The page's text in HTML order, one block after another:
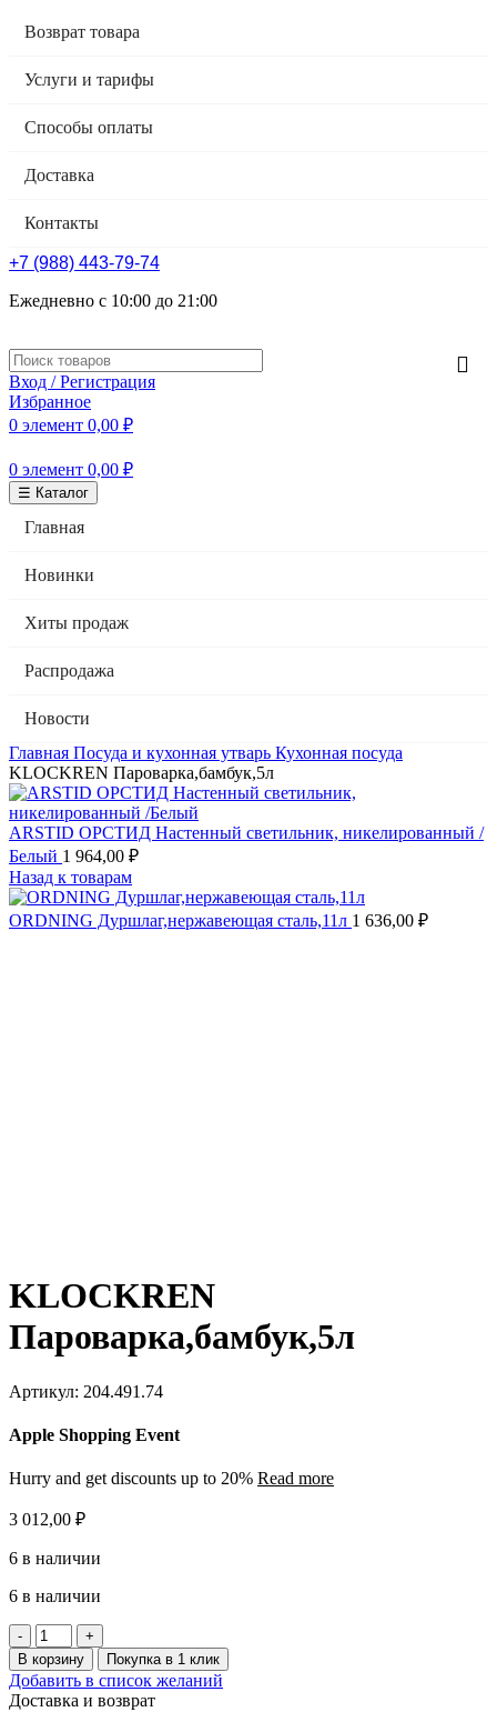
Возврат товара
Услуги и тарифы
Способы оплаты
Доставка
Контакты
+7 (988) 443-79-74
Ежедневно с 10:00 до 21:00
Вход / Регистрация
Избранное
0 элемент 0,00 ₽
0 элемент 0,00 ₽
☰ Каталог
Главная
Новинки
Хиты продаж
Распродажа
Новости
Главная Посуда и кухонная утварь Кухонная посуда
KLOCKREN Пароварка,бамбук,5л
ARSTID ОРСТИД Настенный светильник, никелированный /
Белый 1 964,00 ₽
Назад к товарам
ORDNING Дуршлаг,нержавеющая сталь,11л 1 636,00 ₽
KLOCKREN
Пароварка,бамбук,5л
Артикул: 204.491.74
Apple Shopping Event
Hurry and get discounts up to 20% Read more
3 012,00 ₽
6 в наличии
6 в наличии
Количество
товара
KLOCKREN
Пароварка,бамбук,5л
В корзину Покупка в 1 клик
Добавить в список желаний
Доставка и возврат